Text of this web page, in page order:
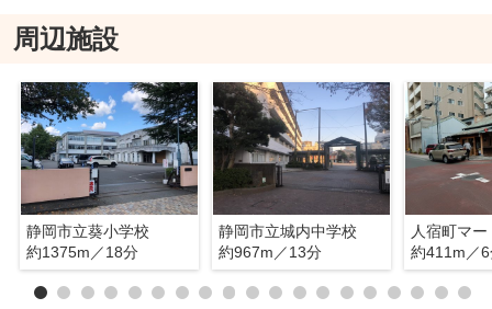
周辺施設
静岡市立葵小学校
約1375m／18分
静岡市立城内中学校
約967m／13分
人宿町マー
約411m／